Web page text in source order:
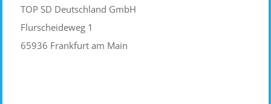
TOP SD Deutschland GmbH
Flurscheideweg 1
65936 Frankfurt am Main